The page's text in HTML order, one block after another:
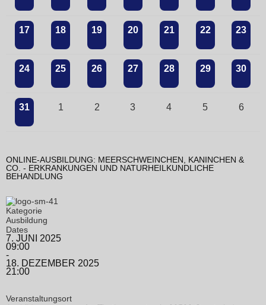
17 18 19 20 21 22 23
24 25 26 27 28 29 30
31 1 2 3 4 5 6
ONLINE-AUSBILDUNG: MEERSCHWEINCHEN, KANINCHEN &
CO. - ERKRANKUNGEN UND NATURHEILKUNDLICHE
BEHANDLUNG
Kategorie
Ausbildung
Dates
7. JUNI 2025
09:00
-
18. DEZEMBER 2025
21:00
Veranstaltungsort